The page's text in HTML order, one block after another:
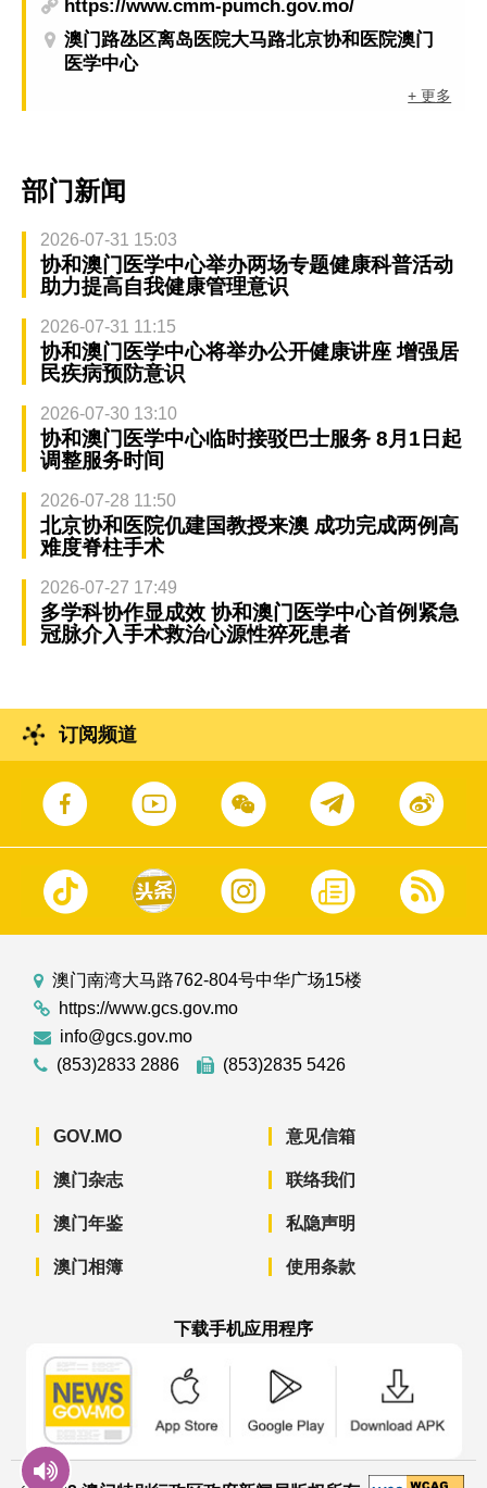
https://www.cmm-pumch.gov.mo/
澳门路氹区离岛医院大马路北京协和医院澳门
医学中心
+ 更多
部门新闻
2026-07-31 15:03
协和澳门医学中心举办两场专题健康科普活动
助力提高自我健康管理意识
2026-07-31 11:15
协和澳门医学中心将举办公开健康讲座 增强居
民疾病预防意识
2026-07-30 13:10
协和澳门医学中心临时接驳巴士服务 8月1日起
调整服务时间
2026-07-28 11:50
北京协和医院仉建国教授来澳 成功完成两例高
难度脊柱手术
2026-07-27 17:49
多学科协作显成效 协和澳门医学中心首例紧急
冠脉介入手术救治心源性猝死患者
订阅频道
澳门南湾大马路762-804号中华广场15楼
https://www.gcs.gov.mo
info@gcs.gov.mo
(853)2833 2886
(853)2835 5426
GOV.MO
澳门杂志
澳门年鉴
澳门相簿
意见信箱
联络我们
私隐声明
使用条款
下载手机应用程序